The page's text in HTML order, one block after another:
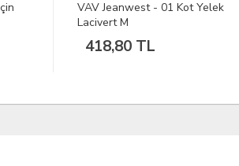
BLACKSPADE Klasik Erkek Çorap
Gri 40-44
321,94 TL